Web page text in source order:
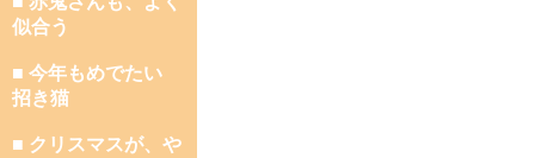
似合う
■ 今年もめでたい
招き猫
■ クリスマスが、や